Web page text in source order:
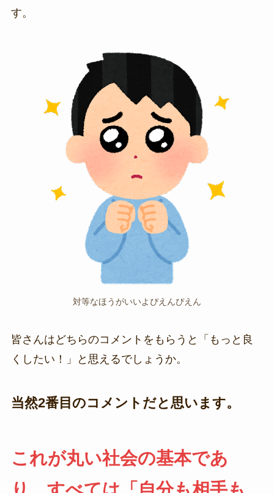
す。
対等なほうがいいよぴえんぴえん
皆さんはどちらのコメントをもらうと「もっと良
くしたい！」と思えるでしょうか。
当然2番目のコメントだと思います。
これが丸い社会の基本であ